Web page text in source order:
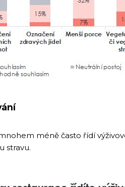
méně často řídí
stravu.